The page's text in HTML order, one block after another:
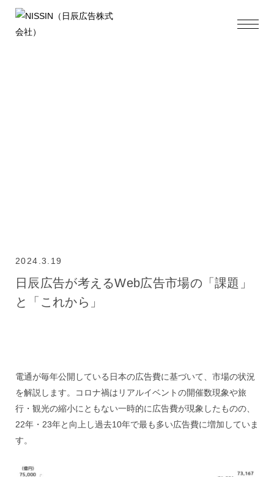
2024.3.19
日辰広告が考えるWeb広告市場の「課題」
と「これから」
電通が毎年公開している日本の広告費に基づいて、市場の状況
を解説します。コロナ禍はリアルイベントの開催数現象や旅
行・観光の縮小にともない一時的に広告費が現象したものの、
22年・23年と向上し過去10年で最も多い広告費に増加していま
す。